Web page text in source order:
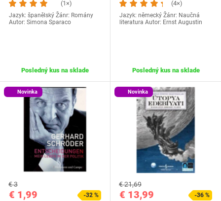
(1×)
Jazyk: španělský Žánr: Romány
Autor: Simona Sparaco
Posledný kus na sklade
(4×)
Jazyk: německý Žánr: Naučná
literatura Autor: Ernst Augustin
Posledný kus na sklade
Novinka
€ 1,99
€ 3
-32 %
Novinka
€ 13,99
€ 21,69
-36 %